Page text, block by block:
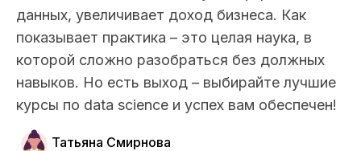
данных, увеличивает доход бизнеса. Как
показывает практика – это целая наука, в
которой сложно разобраться без должных
навыков. Но есть выход – выбирайте лучшие
курсы по data science и успех вам обеспечен!
Татьяна Смирнова